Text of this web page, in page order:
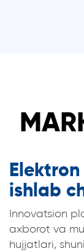
ishlab
Innovatsion
axborot va
hujjatlari,